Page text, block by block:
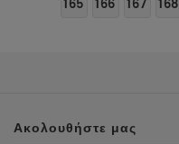
165
166 167 168
Ακολουθήστε μας